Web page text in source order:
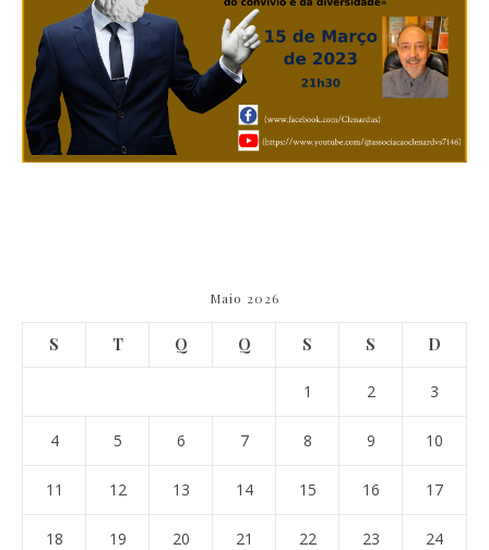
Maio 2026
S T Q Q S S D
1 2 3
4 5 6 7 8 9 10
11 12 13 14 15 16 17
18 19 20 21 22 23 24